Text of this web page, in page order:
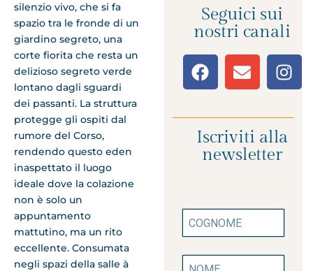
silenzio vivo, che si fa
spazio tra le fronde di un
giardino segreto, una
corte fiorita che resta un
delizioso segreto verde
lontano dagli sguardi
dei passanti. La struttura
protegge gli ospiti dal
rumore del Corso,
rendendo questo eden
inaspettato il luogo
ideale dove la colazione
non è solo un
appuntamento
mattutino, ma un rito
eccellente. Consumata
negli spazi della salle à
Seguici sui
nostri canali
Iscriviti alla
newsletter